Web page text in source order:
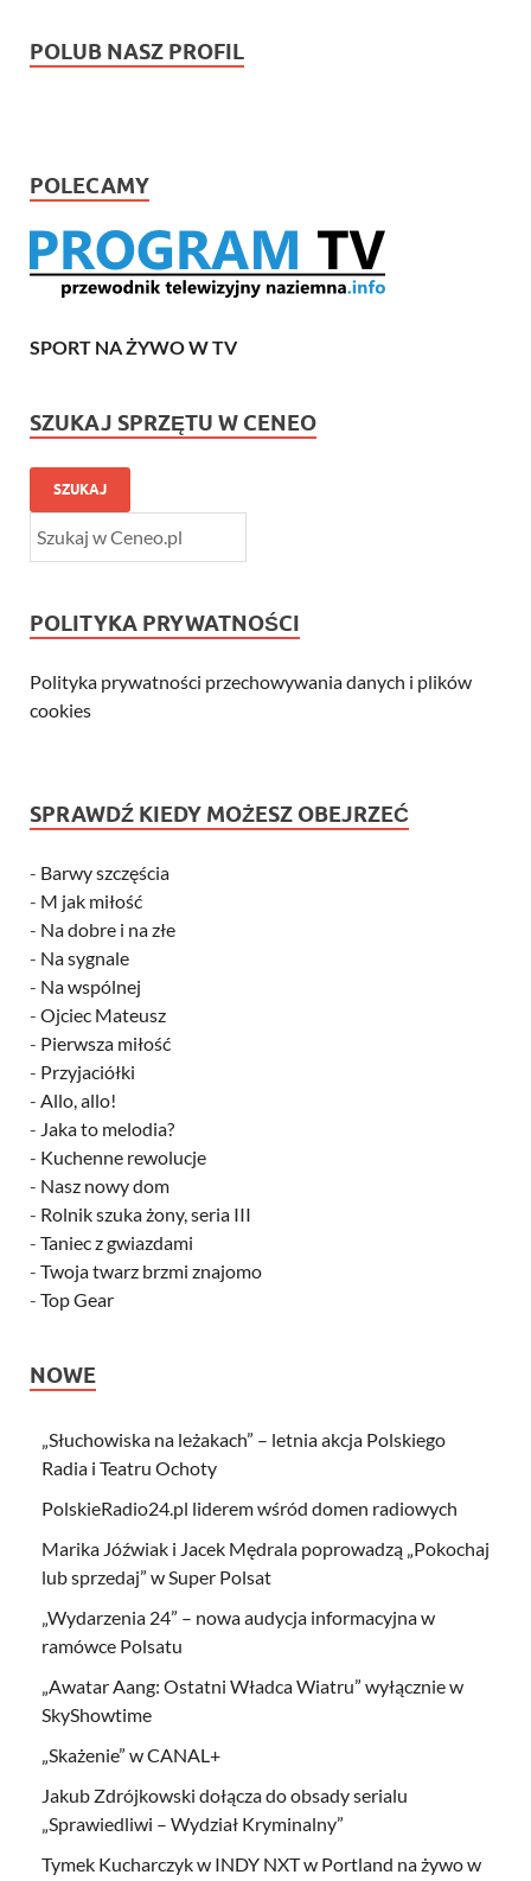
POLUB NASZ PROFIL
POLECAMY
SPORT NA ŻYWO W TV
SZUKAJ SPRZĘTU W CENEO
SZUKAJ
POLITYKA PRYWATNOŚCI
Polityka prywatności przechowywania danych i plików
cookies
SPRAWDŹ KIEDY MOŻESZ OBEJRZEĆ
- Barwy szczęścia
- M jak miłość
- Na dobre i na złe
- Na sygnale
- Na wspólnej
- Ojciec Mateusz
- Pierwsza miłość
- Przyjaciółki
- Allo, allo!
- Jaka to melodia?
- Kuchenne rewolucje
- Nasz nowy dom
- Rolnik szuka żony, seria III
- Taniec z gwiazdami
- Twoja twarz brzmi znajomo
- Top Gear
NOWE
„Słuchowiska na leżakach” – letnia akcja Polskiego
Radia i Teatru Ochoty
PolskieRadio24.pl liderem wśród domen radiowych
Marika Jóźwiak i Jacek Mędrala poprowadzą „Pokochaj
lub sprzedaj” w Super Polsat
„Wydarzenia 24” – nowa audycja informacyjna w
ramówce Polsatu
„Awatar Aang: Ostatni Władca Wiatru” wyłącznie w
SkyShowtime
„Skażenie” w CANAL+
Jakub Zdrójkowski dołącza do obsady serialu
„Sprawiedliwi – Wydział Kryminalny”
Tymek Kucharczyk w INDY NXT w Portland na żywo w